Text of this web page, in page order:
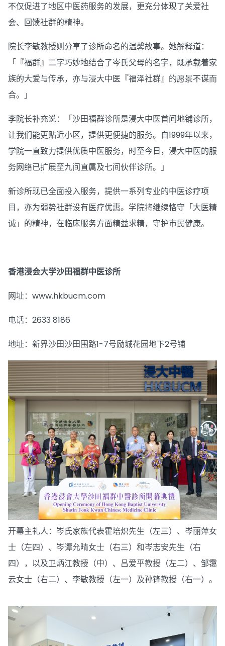
不仅促进了地区中医药服务的发展，更充分体现了关爱社
会、回馈社群的精神。
院长李敏教授则分享了诊所命名的温馨故事。她解释道：
「『福群』二字巧妙地结合了岑氏父母的名字，既承载着家
族的大爱与传承，亦与浸大中医『福泽社群』的愿景不谋而
合。」
李院长补充说：「沙田福群诊所是浸大中医首间地铺诊所，
让我们能更贴近小区，提供更便捷的服务。自1999年以来，
学院一直致力提供优质中医服务，时至今日，浸大中医的服
务网络已扩展至九间直属及七间伙伴诊所。」
新诊所现已全面投入服务，提供一系列专业的中医诊疗项
目，亦为弱势社群设有医疗优惠。学院将继续恪守「大医精
诚」的精神，在临床服务方面精益求精，守护市民健康。
香港浸会大学沙田福群中医诊所
网址：www.hkbucm.com
电话：2633 8186
地址：新界沙田沙田围路1-7号励城花园地下2号铺
开幕主礼人：岑氏家族代表霍培炽先生（左三）、岑丽萍女
士（左四）、岑谭允晴女士（右三）和岑志安先生（右
四），以及卫炳江教授（中）、吕爱平教授（左二）、邹霭
云女士（右二）、李敏教授（左一）及孙锋教授（右一）。